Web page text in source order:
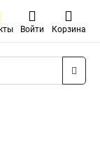
Войти Корзина